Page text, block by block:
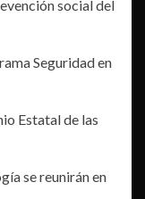
social del
Seguridad en
Estatal de las
se reunirán en